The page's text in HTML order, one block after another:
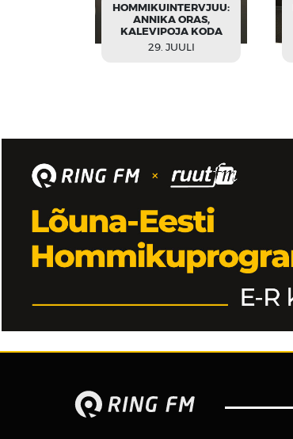
HOMMIKUINTERVJUU:
ANNIKA ORAS,
KALEVIPOJA KODA
29. JUULI